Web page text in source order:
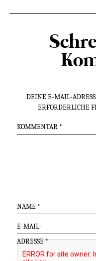
DEINE E-MAIL-
ERFORDERLICHE
KOMMENTAR *
NAME *
E-MAIL-
ADRESSE*